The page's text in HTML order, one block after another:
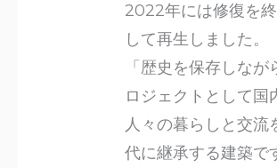
2022年には修復を
して再生しました。
「歴史を保存しな
ロジェクトとして国
人々の暮らしと交
代に継承する建築で